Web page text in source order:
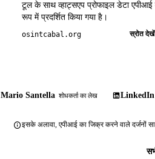
टूल के साथ व्हाट्सएप प्रोफाइल डेटा
रूप में प्रदर्शित किया गया है।
osintcabal.org स्रोत देखें
Mario Santella शोधकर्ता का लेख LinkedIn
इसके अलावा, एपीआई का जिक्र करने वाले दर्जनों